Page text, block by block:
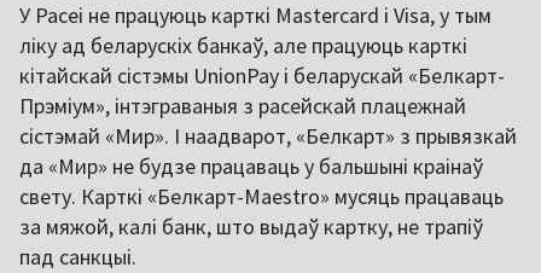
У Расеі не працуюць карткі Mastercard і Visa, у тым
ліку ад беларускіх банкаў, але працуюць карткі
кітайскай сістэмы UnionPay і беларускай «Белкарт-
Прэміум», інтэграваныя з расейскай плацежнай
сістэмай «Мир». І наадварот, «Белкарт» з прывязкай
да «Мир» не будзе працаваць у бальшыні краінаў
свету. Карткі «Белкарт-Maestro» мусяць працаваць
за мяжой, калі банк, што выдаў картку, не трапіў
пад санкцыі.